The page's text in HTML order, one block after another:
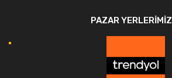
PAZAR YERLERIMIZ